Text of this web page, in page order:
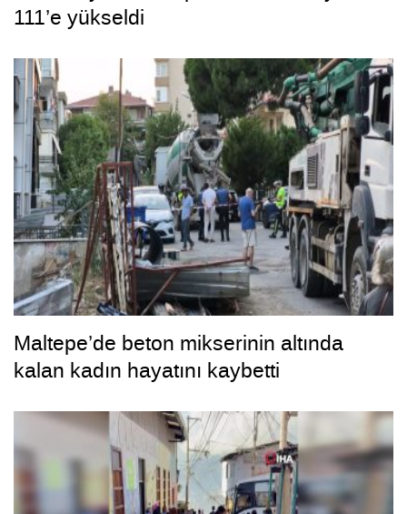
111’e yükseldi
Maltepe’de beton mikserinin altında
kalan kadın hayatını kaybetti